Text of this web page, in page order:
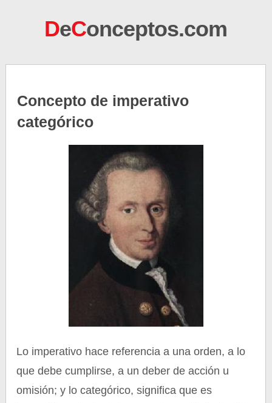
DeConceptos.com
Concepto de imperativo
categórico
Lo imperativo hace referencia a una orden, a lo
que debe cumplirse, a un deber de acción u
omisión; y lo categórico, significa que es